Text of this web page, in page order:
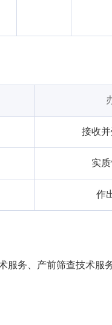
接收
实
作
服务、产前筛查技术服